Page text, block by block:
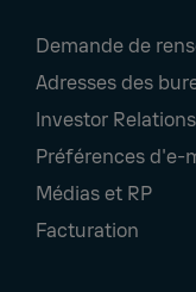
Demande de
Adresses des
Investor Relations
Préférences d'e-
Médias et RP
Facturation